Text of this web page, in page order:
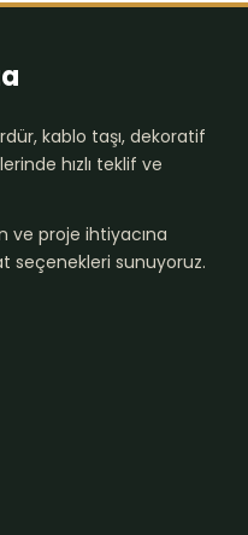
kablo taşı, dekoratif
hızlı teklif ve
ve proje ihtiyacına
seçenekleri sunuyoruz.